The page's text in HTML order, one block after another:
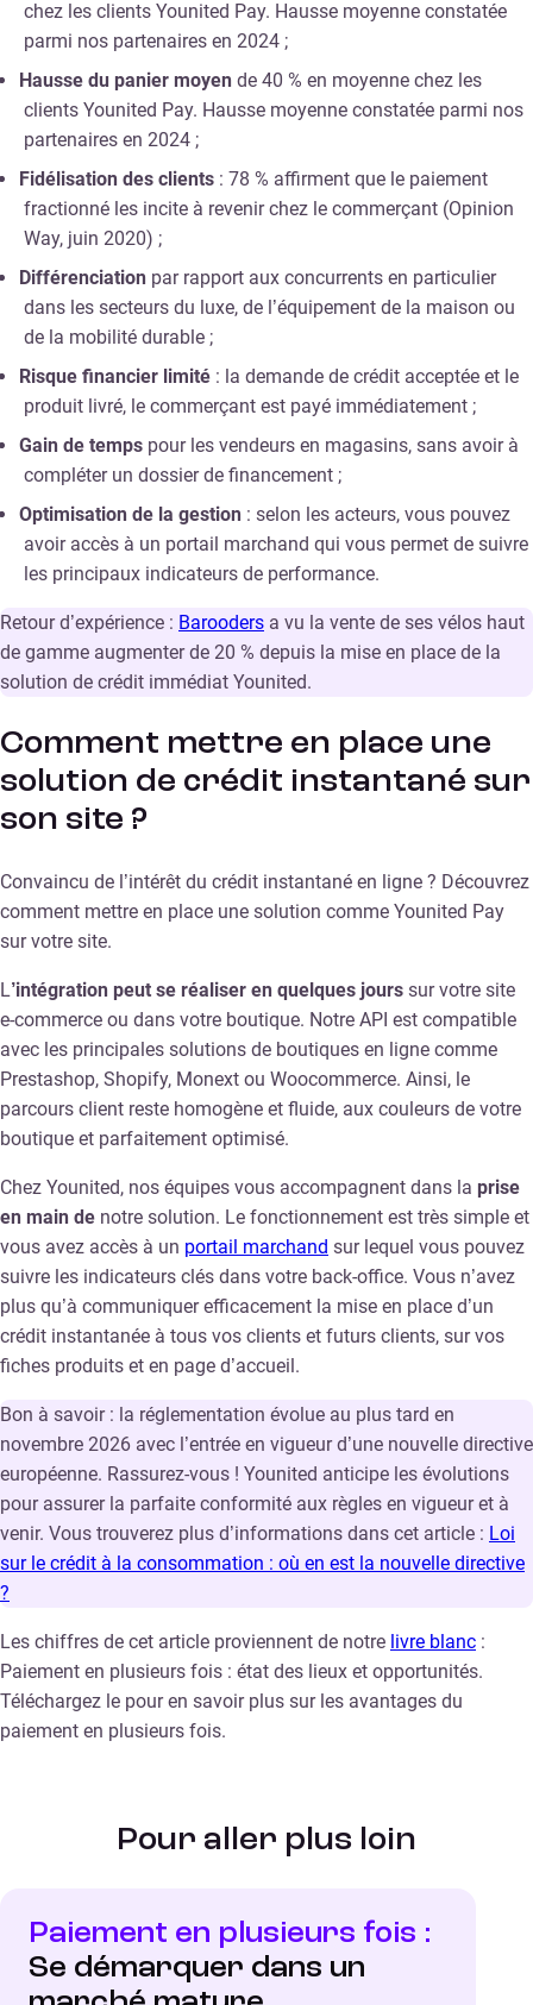
chez les clients Younited Pay. Hausse moyenne constatée
parmi nos partenaires en 2024 ;
Hausse du panier moyen de 40 % en moyenne chez les
clients Younited Pay. Hausse moyenne constatée parmi nos
partenaires en 2024 ;
Fidélisation des clients : 78 % affirment que le paiement
fractionné les incite à revenir chez le commerçant (Opinion
Way, juin 2020) ;
Différenciation par rapport aux concurrents en particulier
dans les secteurs du luxe, de l’équipement de la maison ou
de la mobilité durable ;
Risque financier limité : la demande de crédit acceptée et le
produit livré, le commerçant est payé immédiatement ;
Gain de temps pour les vendeurs en magasins, sans avoir à
compléter un dossier de financement ;
Optimisation de la gestion : selon les acteurs, vous pouvez
avoir accès à un portail marchand qui vous permet de suivre
les principaux indicateurs de performance.
Retour d’expérience : Barooders a vu la vente de ses vélos haut
de gamme augmenter de 20 % depuis la mise en place de la
solution de crédit immédiat Younited.
Comment mettre en place une
solution de crédit instantané sur
son site ?
Convaincu de l’intérêt du crédit instantané en ligne ? Découvrez
comment mettre en place une solution comme Younited Pay
sur votre site.
L’intégration peut se réaliser en quelques jours sur votre site
e-commerce ou dans votre boutique. Notre API est compatible
avec les principales solutions de boutiques en ligne comme
Prestashop, Shopify, Monext ou Woocommerce. Ainsi, le
parcours client reste homogène et fluide, aux couleurs de votre
boutique et parfaitement optimisé.
Chez Younited, nos équipes vous accompagnent dans la prise
en main de notre solution. Le fonctionnement est très simple et
vous avez accès à un portail marchand sur lequel vous pouvez
suivre les indicateurs clés dans votre back-office. Vous n’avez
plus qu’à communiquer efficacement la mise en place d’un
crédit instantanée à tous vos clients et futurs clients, sur vos
fiches produits et en page d’accueil.
Bon à savoir : la réglementation évolue au plus tard en
novembre 2026 avec l’entrée en vigueur d’une nouvelle directive
européenne. Rassurez-vous ! Younited anticipe les évolutions
pour assurer la parfaite conformité aux règles en vigueur et à
venir. Vous trouverez plus d’informations dans cet article : Loi
sur le crédit à la consommation : où en est la nouvelle directive
?
Les chiffres de cet article proviennent de notre livre blanc :
Paiement en plusieurs fois : état des lieux et opportunités.
Téléchargez le pour en savoir plus sur les avantages du
paiement en plusieurs fois.
Pour aller plus loin
Paiement en plusieurs fois :
Se démarquer dans un